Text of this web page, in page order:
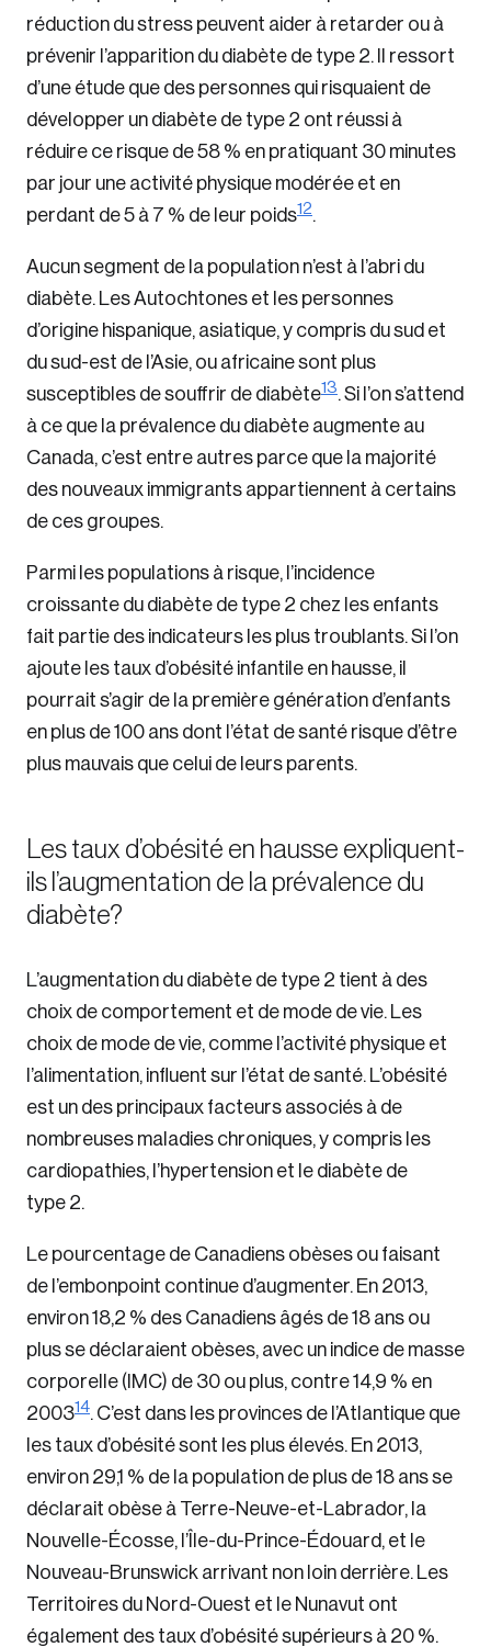
réduction du stress peuvent aider à retarder ou à
prévenir l’apparition du diabète de type 2. Il ressort
d’une étude que des personnes qui risquaient de
développer un diabète de type 2 ont réussi à
réduire ce risque de 58 % en pratiquant 30 minutes
par jour une activité physique modérée et en
perdant de 5 à 7 % de leur poids12.
Aucun segment de la population n’est à l’abri du
diabète. Les Autochtones et les personnes
d’origine hispanique, asiatique, y compris du sud et
du sud-est de l’Asie, ou africaine sont plus
susceptibles de souffrir de diabète13. Si l’on s’attend
à ce que la prévalence du diabète augmente au
Canada, c’est entre autres parce que la majorité
des nouveaux immigrants appartiennent à certains
de ces groupes.
Parmi les populations à risque, l’incidence
croissante du diabète de type 2 chez les enfants
fait partie des indicateurs les plus troublants. Si l’on
ajoute les taux d’obésité infantile en hausse, il
pourrait s’agir de la première génération d’enfants
en plus de 100 ans dont l’état de santé risque d’être
plus mauvais que celui de leurs parents.
Les taux d’obésité en hausse expliquent-
ils l’augmentation de la prévalence du
diabète?
L’augmentation du diabète de type 2 tient à des
choix de comportement et de mode de vie. Les
choix de mode de vie, comme l’activité physique et
l’alimentation, influent sur l’état de santé. L’obésité
est un des principaux facteurs associés à de
nombreuses maladies chroniques, y compris les
cardiopathies, l’hypertension et le diabète de
type 2.
Le pourcentage de Canadiens obèses ou faisant
de l’embonpoint continue d’augmenter. En 2013,
environ 18,2 % des Canadiens âgés de 18 ans ou
plus se déclaraient obèses, avec un indice de masse
corporelle (IMC) de 30 ou plus, contre 14,9 % en
200314. C’est dans les provinces de l’Atlantique que
les taux d’obésité sont les plus élevés. En 2013,
environ 29,1 % de la population de plus de 18 ans se
déclarait obèse à Terre-Neuve-et-Labrador, la
Nouvelle-Écosse, l’Île-du-Prince-Édouard, et le
Nouveau-Brunswick arrivant non loin derrière. Les
Territoires du Nord-Ouest et le Nunavut ont
également des taux d’obésité supérieurs à 20 %.